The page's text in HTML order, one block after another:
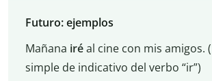
Futuro: ejemplos
Mañana iréal cine con mis amigos.
simple de indicativo del verbo “ir”)